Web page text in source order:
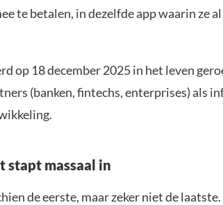
te betalen, in dezelfde app waarin ze
op 18 december 2025 in het leven
(banken, fintechs, enterprises) als
stapt massaal in
de eerste, maar zeker niet de